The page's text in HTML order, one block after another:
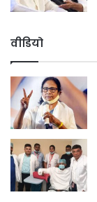
वीडियो